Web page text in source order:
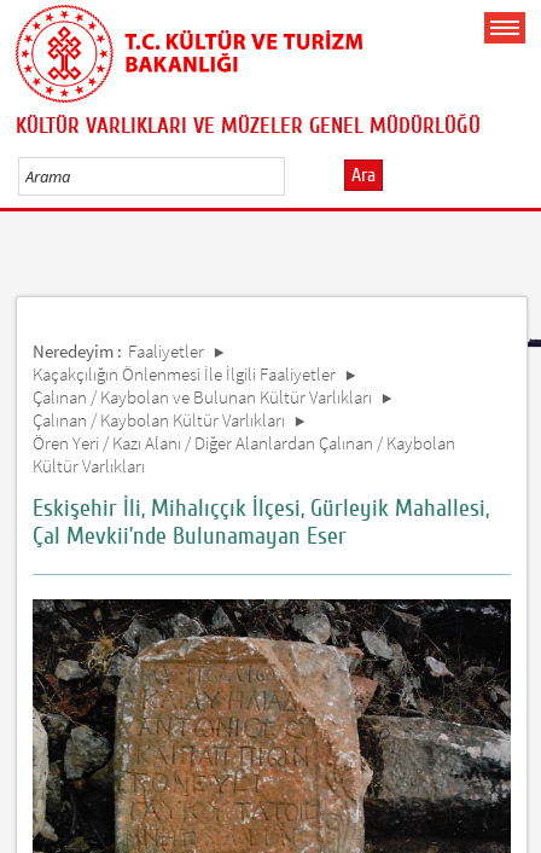
KÜLTÜR VARLIKLARI VE MÜZELER GENEL MÜDÜRLÜĞÜ
Ara
Neredeyim : Faaliyetler
Kaçakçılığın Önlenmesi İle İlgili Faaliyetler
Çalınan / Kaybolan ve Bulunan Kültür Varlıkları
Çalınan / Kaybolan Kültür Varlıkları
Ören Yeri / Kazı Alanı / Diğer Alanlardan Çalınan / Kaybolan
Kültür Varlıkları
Eskişehir İli, Mihalıççık İlçesi, Gürleyik Mahallesi,
Çal Mevkii’nde Bulunamayan Eser